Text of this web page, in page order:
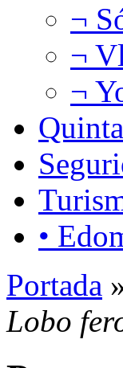
¬
¬
¬
•
Portada
Lobo